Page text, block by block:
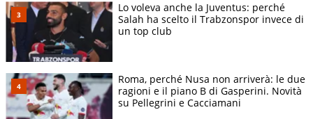
Lo voleva anche la Juventus: perché
Salah ha scelto il Trabzonspor invece di
un top club
Roma, perché Nusa non arriverà: le due
ragioni e il piano B di Gasperini. Novità
su Pellegrini e Cacciamani